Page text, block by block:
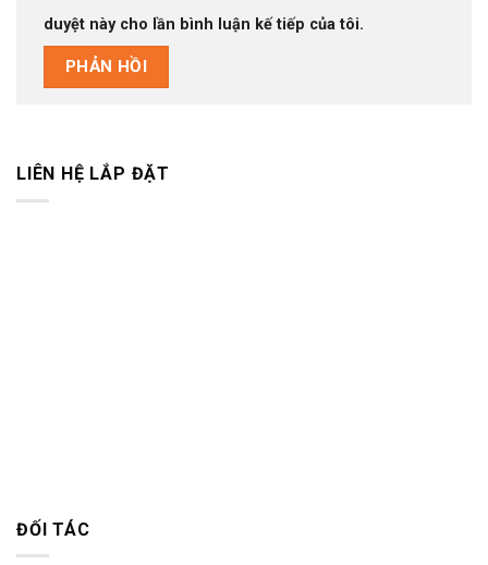
duyệt này cho lần bình luận kế tiếp của tôi.
LIÊN HỆ LẮP ĐẶT
ĐỐI TÁC